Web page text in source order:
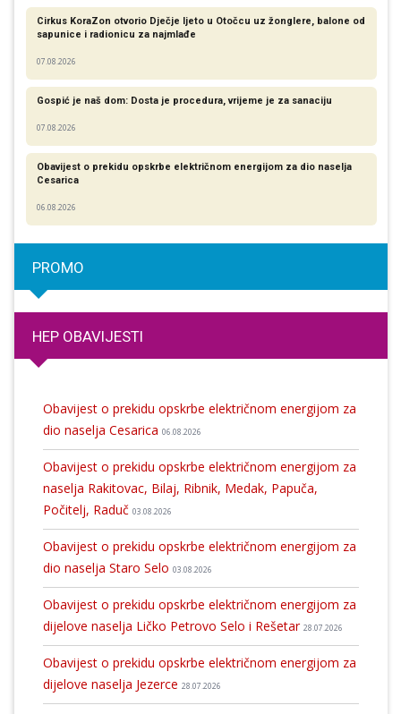
Cirkus KoraZon otvorio Dječje ljeto u Otočcu uz žonglere, balone od
sapunice i radionicu za najmlađe
07.08.2026
Gospić je naš dom: Dosta je procedura, vrijeme je za sanaciju
07.08.2026
Obavijest o prekidu opskrbe električnom energijom za dio naselja
Cesarica
06.08.2026
PROMO
HEP OBAVIJESTI
Obavijest o prekidu opskrbe električnom energijom za
dio naselja Cesarica 06.08.2026
Obavijest o prekidu opskrbe električnom energijom za
naselja Rakitovac, Bilaj, Ribnik, Medak, Papuča,
Počitelj, Raduč 03.08.2026
Obavijest o prekidu opskrbe električnom energijom za
dio naselja Staro Selo 03.08.2026
Obavijest o prekidu opskrbe električnom energijom za
dijelove naselja Ličko Petrovo Selo i Rešetar 28.07.2026
Obavijest o prekidu opskrbe električnom energijom za
dijelove naselja Jezerce 28.07.2026